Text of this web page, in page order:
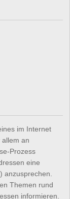
im Internet
an
Prozess
eine
anzusprechen.
Themen rund
informieren.